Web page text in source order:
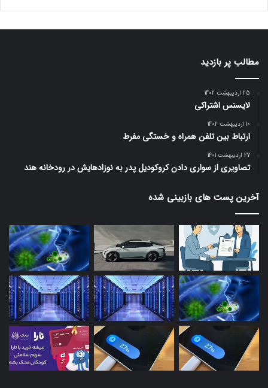
مطالب پر بازدید
25 اردیبهشت 1402
لایسنس اشتراکی
10 اردیبهشت 1402
ارتباط بین تلفن همراه و خستگی مفرط
27 اردیبهشت 1401
تصاویری از سواری دادن کروکودیل پدر به نوزادهایش در رودخانه هند
آخرین پست های بازبینی شده